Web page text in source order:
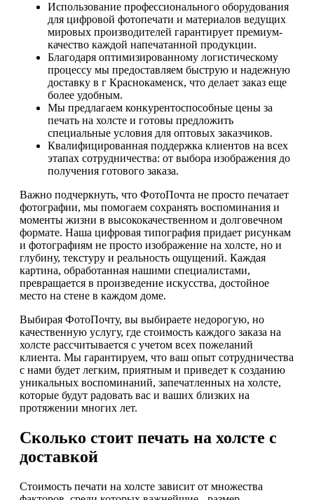
Использование профессионального оборудования
для цифровой фотопечати и материалов ведущих
мировых производителей гарантирует премиум-
качество каждой напечатанной продукции.
Благодаря оптимизированному логистическому
процессу мы предоставляем быструю и надежную
доставку в г Краснокаменск, что делает заказ еще
более удобным.
Мы предлагаем конкурентоспособные цены за
печать на холсте и готовы предложить
специальные условия для оптовых заказчиков.
Квалифицированная поддержка клиентов на всех
этапах сотрудничества: от выбора изображения до
получения готового заказа.
Важно подчеркнуть, что ФотоПочта не просто печатает
фотографии, мы помогаем сохранять воспоминания и
моменты жизни в высококачественном и долговечном
формате. Наша цифровая типография придает рисункам
и фотографиям не просто изображение на холсте, но и
глубину, текстуру и реальность ощущений. Каждая
картина, обработанная нашими специалистами,
превращается в произведение искусства, достойное
место на стене в каждом доме.
Выбирая ФотоПочту, вы выбираете недорогую, но
качественную услугу, где стоимость каждого заказа на
холсте рассчитывается с учетом всех пожеланий
клиента. Мы гарантируем, что ваш опыт сотрудничества
с нами будет легким, приятным и приведет к созданию
уникальных воспоминаний, запечатленных на холсте,
которые будут радовать вас и ваших близких на
протяжении многих лет.
Сколько стоит печать на холсте с
доставкой
Стоимость печати на холсте зависит от множества